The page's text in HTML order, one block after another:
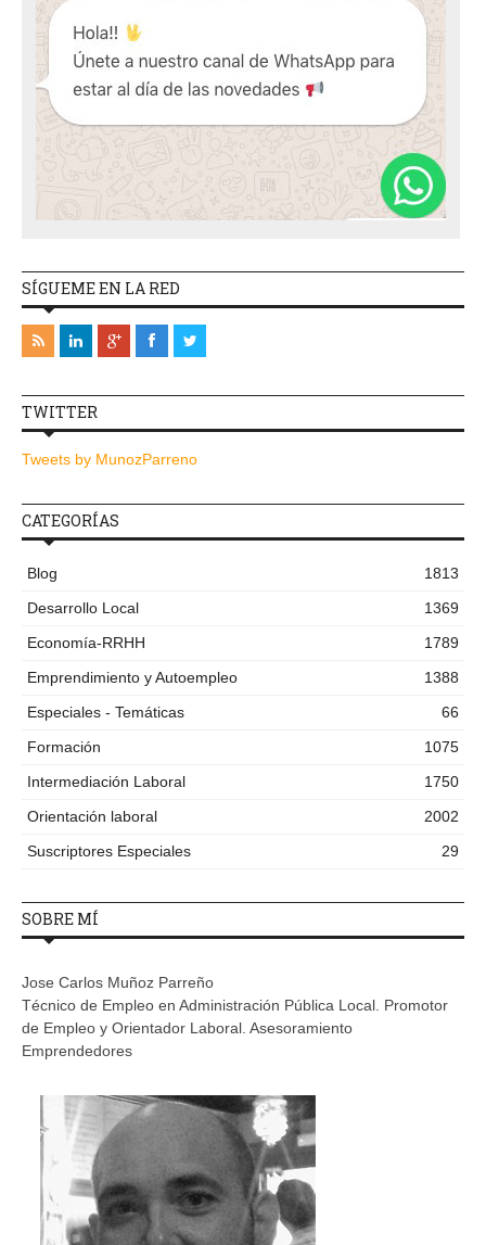
SÍGUEME EN LA RED
TWITTER
Tweets by MunozParreno
CATEGORÍAS
Blog
1813
Desarrollo Local
1369
Economía-RRHH
1789
Emprendimiento y Autoempleo
1388
Especiales - Temáticas
66
Formación
1075
Intermediación Laboral
1750
Orientación laboral
2002
Suscriptores Especiales
29
SOBRE MÍ
Jose Carlos Muñoz Parreño
Técnico de Empleo en Administración Pública Local. Promotor
de Empleo y Orientador Laboral. Asesoramiento
Emprendedores